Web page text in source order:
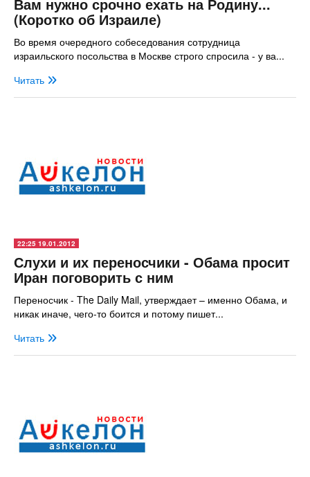
(Коротко об Израиле)
Во время очередного собеседования сотрудница
израильского посольства в Москве строго спросила - у ва...
Читать
22:25 19.01.2012
Слухи и их переносчики - Обама просит
Иран поговорить с ним
Переносчик - The Daily Mail, утверждает – именно Обама, и
никак иначе, чего-то боится и потому пишет...
Читать